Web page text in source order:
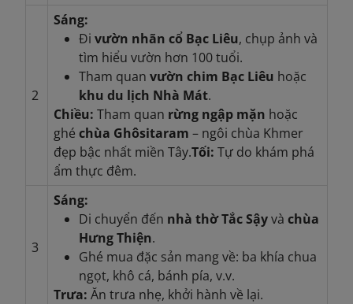
2
Sáng:
Đi vườn nhãn cổ Bạc Liêu, chụp ảnh và
tìm hiểu vườn hơn 100 tuổi.
Tham quan vườn chim Bạc Liêu hoặc
khu du lịch Nhà Mát.
Chiều: Tham quan rừng ngập mặn hoặc
ghé chùa Ghôsitaram – ngôi chùa Khmer
đẹp bậc nhất miền Tây.Tối: Tự do khám phá
ẩm thực đêm.
3
Sáng:
Di chuyển đến nhà thờ Tắc Sậyvà chùa
Hưng Thiện.
Ghé mua đặc sản mang về: ba khía chua
ngọt, khô cá, bánh pía, v.v.
Trưa: Ăn trưa nhẹ, khởi hành về lại.